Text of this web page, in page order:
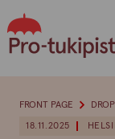
to
content
18.11.2025
FRONT PAGE